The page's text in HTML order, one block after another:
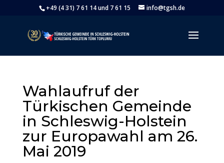
+49 (4 31) 7 61 14 und 7 61 15 info@tgsh.de
Wahlaufruf der
Türkischen Gemeinde
in Schleswig-Holstein
zur Europawahl am 26.
Mai 2019